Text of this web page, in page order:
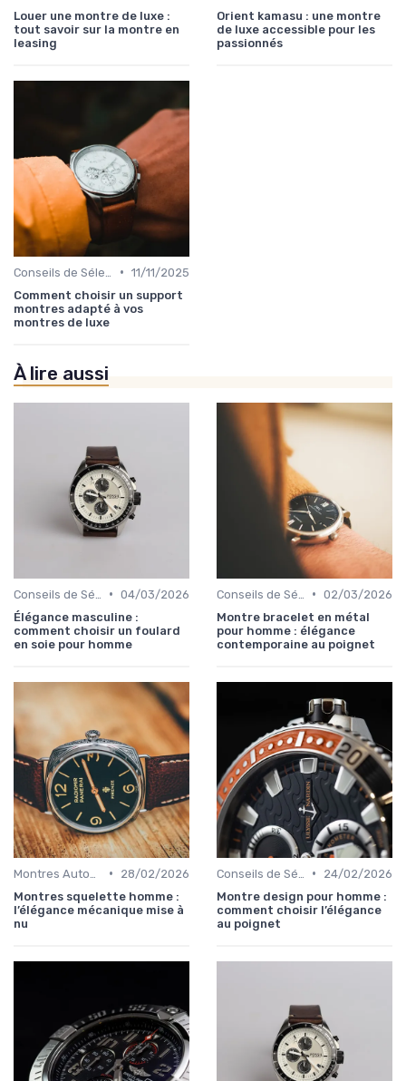
Louer une montre de luxe :
tout savoir sur la montre en
leasing
Orient kamasu : une montre
de luxe accessible pour les
passionnés
• 11/11/2025
Comment choisir un support
montres adapté à vos
montres de luxe
À lire aussi
• 04/03/2026
Élégance masculine :
comment choisir un foulard
en soie pour homme
• 02/03/2026
Montre bracelet en métal
pour homme : élégance
contemporaine au poignet
•
28/02/2026
Montres squelette homme :
l’élégance mécanique mise à
nu
•
24/02/2026
Montre design pour homme :
comment choisir l’élégance
au poignet